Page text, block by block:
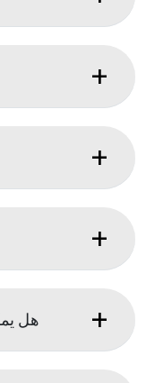
هل